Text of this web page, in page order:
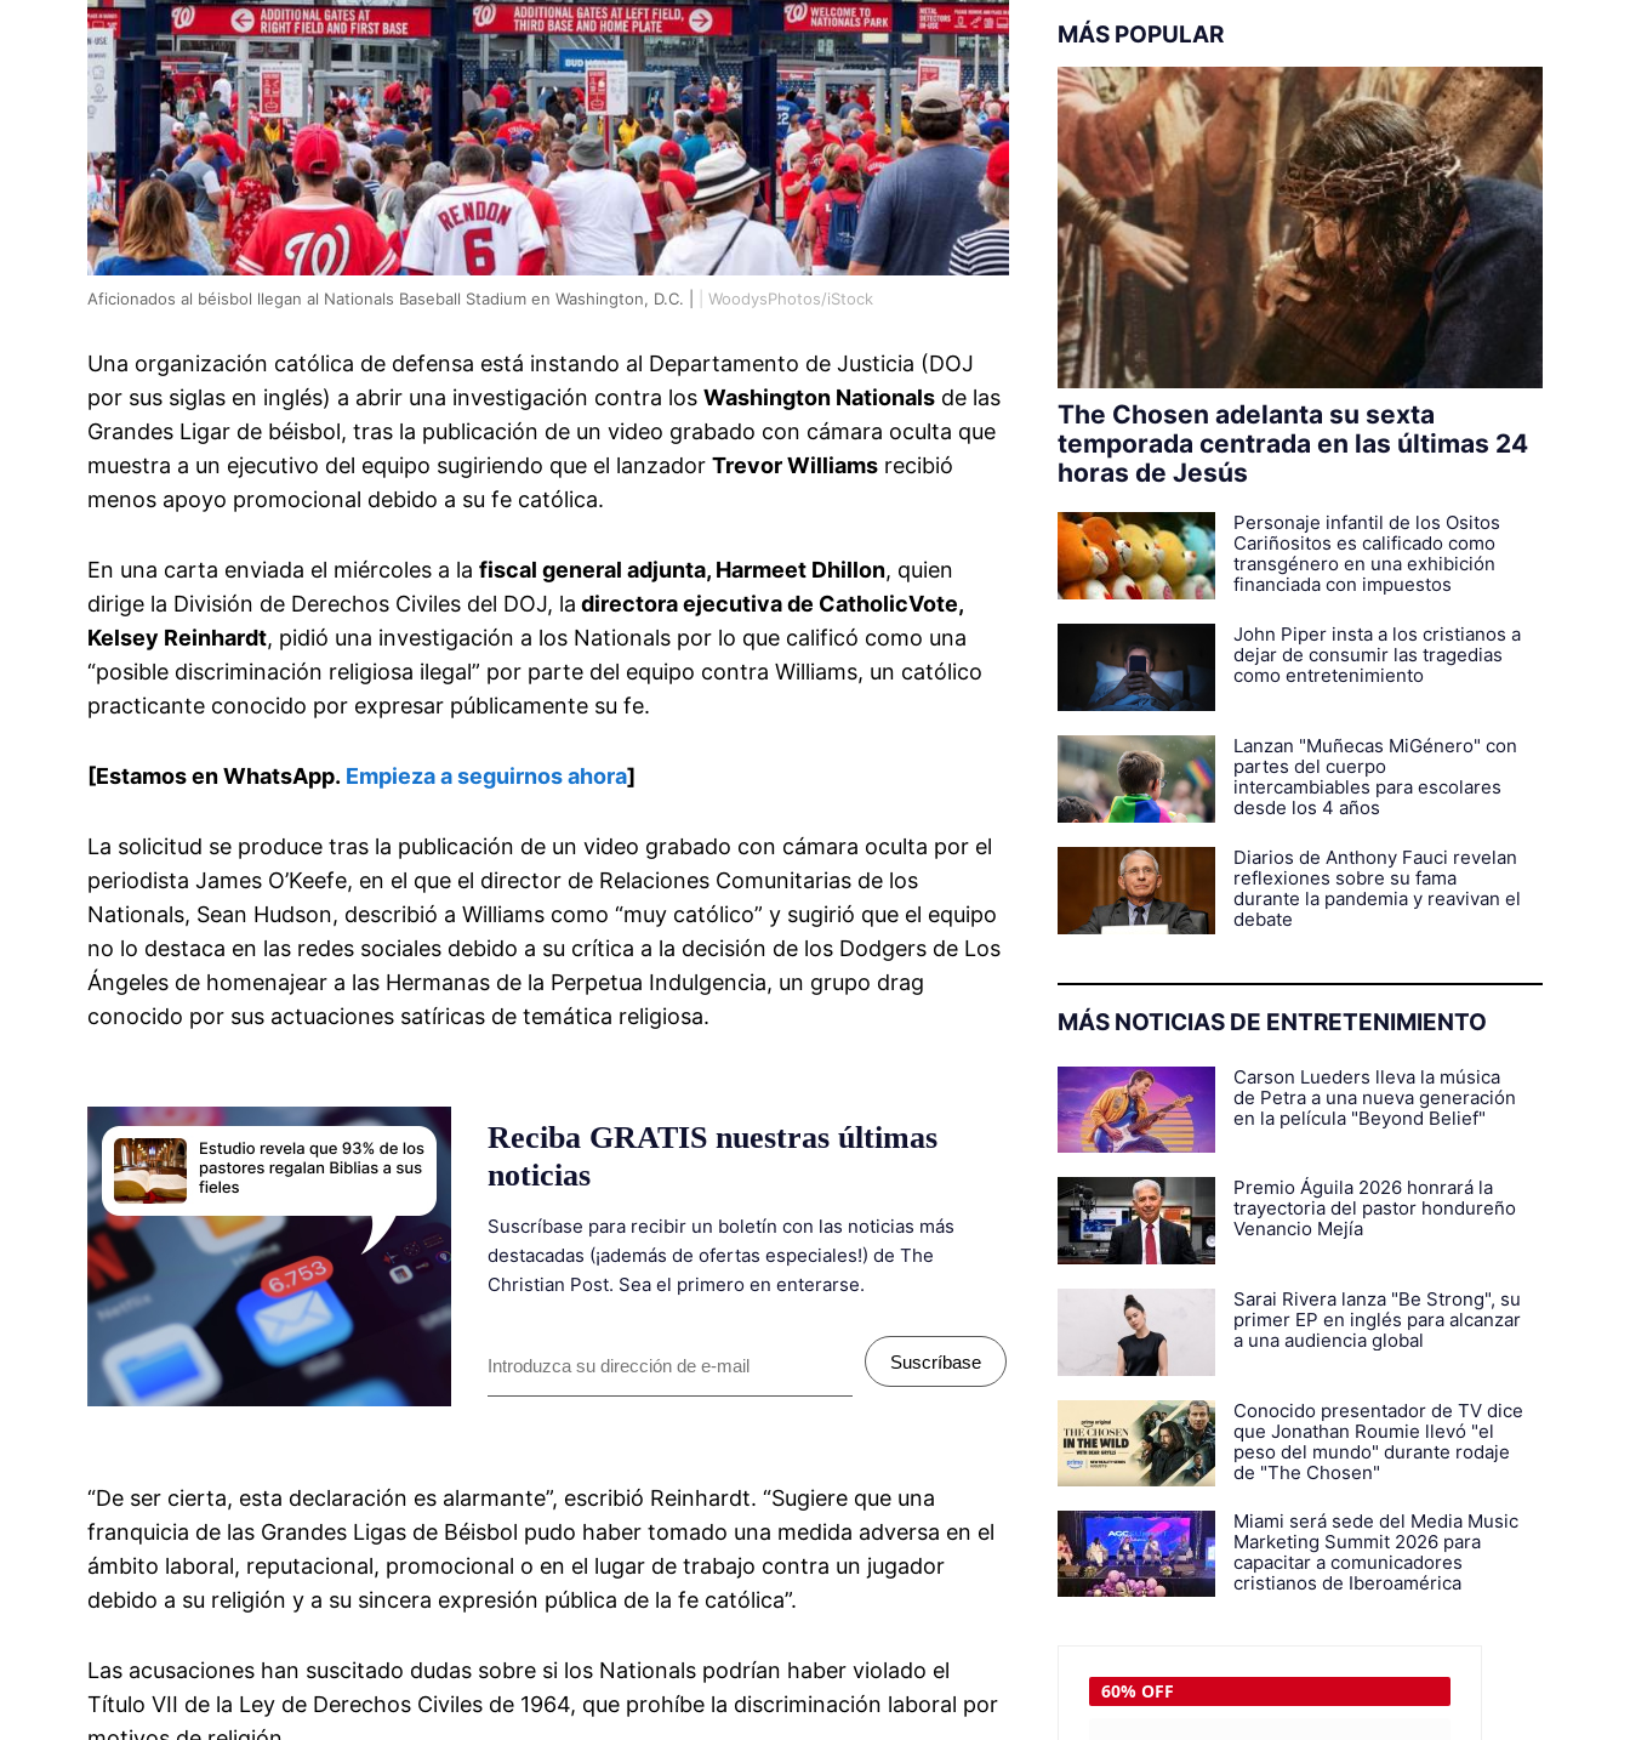
Aficionados al béisbol llegan al Nationals Baseball Stadium en Washington, D.C. | WoodysPhotos/iStock
Una organización católica de defensa está instando al Departamento de Justicia (DOJ
por sus siglas en inglés) a abrir una investigación contra los Washington Nationals de las
Grandes Ligar de béisbol, tras la publicación de un video grabado con cámara oculta que
muestra a un ejecutivo del equipo sugiriendo que el lanzador Trevor Williams recibió
menos apoyo promocional debido a su fe católica.
En una carta enviada el miércoles a la fiscal general adjunta, Harmeet Dhillon, quien
dirige la División de Derechos Civiles del DOJ, la directora ejecutiva de CatholicVote,
Kelsey Reinhardt, pidió una investigación a los Nationals por lo que calificó como una
“posible discriminación religiosa ilegal” por parte del equipo contra Williams, un católico
practicante conocido por expresar públicamente su fe.
[Estamos en WhatsApp. Empieza a seguirnos ahora]
La solicitud se produce tras la publicación de un video grabado con cámara oculta por el
periodista James O’Keefe, en el que el director de Relaciones Comunitarias de los
Nationals, Sean Hudson, describió a Williams como “muy católico” y sugirió que el equipo
no lo destaca en las redes sociales debido a su crítica a la decisión de los Dodgers de Los
Ángeles de homenajear a las Hermanas de la Perpetua Indulgencia, un grupo drag
conocido por sus actuaciones satíricas de temática religiosa.
Reciba GRATIS nuestras últimas
noticias
Suscríbase para recibir un boletín con las noticias más
destacadas (¡además de ofertas especiales!) de The
Christian Post. Sea el primero en enterarse.
Suscríbase
“De ser cierta, esta declaración es alarmante”, escribió Reinhardt. “Sugiere que una
franquicia de las Grandes Ligas de Béisbol pudo haber tomado una medida adversa en el
ámbito laboral, reputacional, promocional o en el lugar de trabajo contra un jugador
debido a su religión y a su sincera expresión pública de la fe católica”.
Las acusaciones han suscitado dudas sobre si los Nationals podrían haber violado el
Título VII de la Ley de Derechos Civiles de 1964, que prohíbe la discriminación laboral por
MÁS POPULAR
The Chosen adelanta su sexta
temporada centrada en las últimas 24
horas de Jesús
Personaje infantil de los Ositos
Cariñositos es calificado como
transgénero en una exhibición
financiada con impuestos
John Piper insta a los cristianos a
dejar de consumir las tragedias
como entretenimiento
Lanzan "Muñecas MiGénero" con
partes del cuerpo
intercambiables para escolares
desde los 4 años
Diarios de Anthony Fauci revelan
reflexiones sobre su fama
durante la pandemia y reavivan el
debate
MÁS NOTICIAS DE ENTRETENIMIENTO
Carson Lueders lleva la música
de Petra a una nueva generación
en la película "Beyond Belief"
Premio Águila 2026 honrará la
trayectoria del pastor hondureño
Venancio Mejía
Sarai Rivera lanza "Be Strong", su
primer EP en inglés para alcanzar
a una audiencia global
Conocido presentador de TV dice
que Jonathan Roumie llevó "el
peso del mundo" durante rodaje
de "The Chosen"
Miami será sede del Media Music
Marketing Summit 2026 para
capacitar a comunicadores
cristianos de Iberoamérica
77% OFF